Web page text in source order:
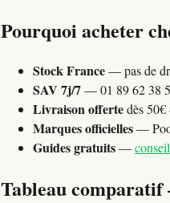
Pourquoi acheter
Stock France— pas de
SAV 7j/7— 01 89 62 38
Livraison offertedès
Marques officielles—
Guides gratuits—
Tableau